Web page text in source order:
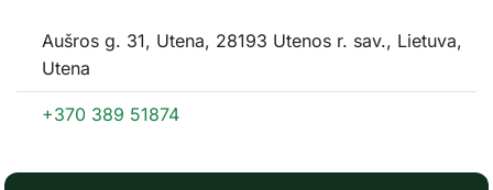
Aušros g. 31, Utena, 28193 Utenos r. sav., Lietuva,
Utena
+370 389 51874